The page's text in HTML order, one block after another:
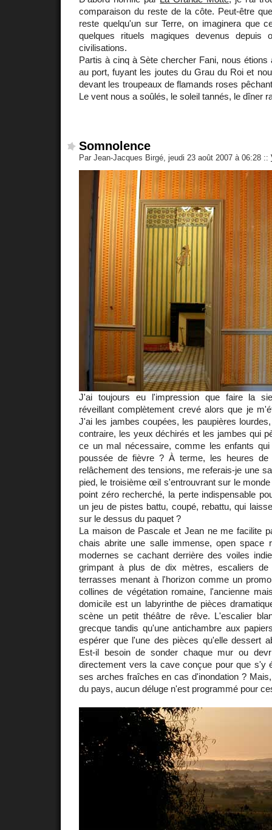
comparaison du reste de la côte. Peut-être
reste quelqu'un sur Terre, on imaginera que
quelques rituels magiques devenus depuis
civilisations.
Partis à cinq à Sète chercher Fani, nous
au port, fuyant les joutes du Grau du Roi et
devant les troupeaux de flamands roses
Le vent nous a soûlés, le soleil tannés, le dîner
Somnolence
Par Jean-Jacques Birgé, jeudi 23 août 2007 à 06:28 ::
J'ai toujours eu l'impression que faire la
réveillant complètement crevé alors que je
J'ai les jambes coupées, les paupières
contraire, les yeux déchirés et les jambes qui
ce un mal nécessaire, comme les enfants qui
poussée de fièvre ? À terme, les heures de
relâchement des tensions, me referais-je une
pied, le troisième œil s'entrouvrant sur le
point zéro recherché, la perte indispensable
un jeu de pistes battu, coupé, rebattu, qui
sur le dessus du paquet ?
La maison de Pascale et Jean ne me facilite
chais abrite une salle immense, open space
modernes se cachant derrière des voiles
grimpant à plus de dix mètres, escaliers de
terrasses menant à l'horizon comme un
collines de végétation romaine, l'ancienne
domicile est un labyrinthe de pièces
scène un petit théâtre de rêve. L'escalier
grecque tandis qu'une antichambre aux
espérer que l'une des pièces qu'elle dessert
Est-il besoin de sonder chaque mur ou
directement vers la cave conçue pour que s'y
ses arches fraîches en cas d'inondation ?
du pays, aucun déluge n'est programmé pour